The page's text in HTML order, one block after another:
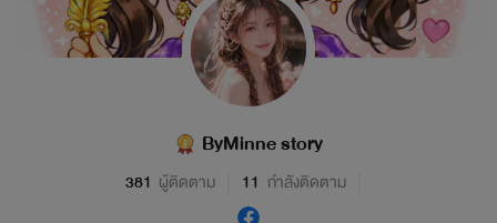
ByMinne story
381 ผู้ติดตาม 11 กำลังติดตาม